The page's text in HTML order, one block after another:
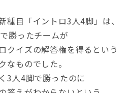
種目「イントロ3人4脚」は、
勝ったチームが
クイズの解答権を得るという
なものでした。
3人4脚で勝ったのに